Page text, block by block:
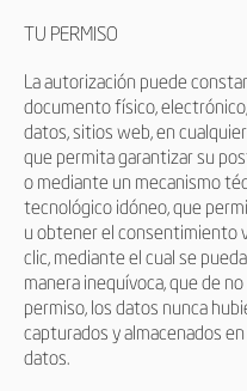
TU PERMISO
La autorización puede
documento físico,
datos, sitios web, en
que permita garantizar su
o mediante un mecanismo
tecnológico idóneo, que
u obtener el consentimiento
clic, mediante el cual se
manera inequívoca, que de
permiso, los datos nunca
capturados y almacenados
datos.